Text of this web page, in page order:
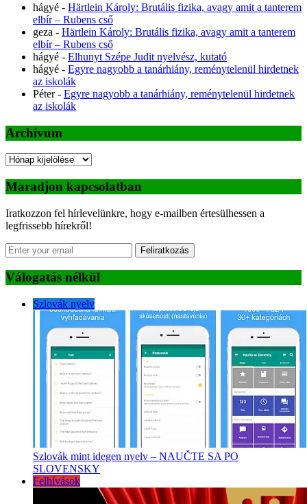
hágyé - Härtlein Károly: Brutális fizika, avagy amit a tanterem
elbír – Rubens cső
geza - Härtlein Károly: Brutális fizika, avagy amit a tanterem
elbír – Rubens cső
hágyé - Elhunyt Szépe Judit nyelvész, kutató
hágyé - Egyre nagyobb a tanárhiány, reménytelenül hirdetnek
az iskolák
Péter- Egyre nagyobb a tanárhiány, reménytelenül hirdetnek
az iskolák
Archívum
Archívum
Maradjon kapcsolatban
Iratkozzon fel hírlevelünkre, hogy e-mailben értesülhessen a
legfrissebb hírekről!
Feliratkozás
Válogatás nélkül
Szlovák nyelv
Szlovák mint idegen nyelv – NAUČTE SA PO
SLOVENSKY
Felhívások